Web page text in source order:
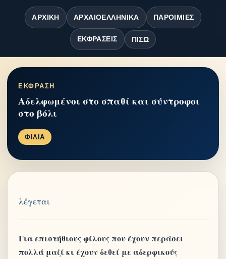
ΑΡΧΙΚΉ ΑΡΧΑΙΟΕΛΛΗΝΙΚΆ ΠΑΡΟΙΜΊΕΣ
ΕΚΦΡΆΣΕΙΣ ΠΊΣΩ
ΕΚΦΡΑΣΗ
Αδελφωμένοι στο σπαθί και σύντροφοι
στο βόλι
ΦΙΛΙΑ
λέγεται
Για επιστήθιους φίλους που έχουν περάσει
πολλά μαζί κι έχουν δεθεί με αδερφικούς